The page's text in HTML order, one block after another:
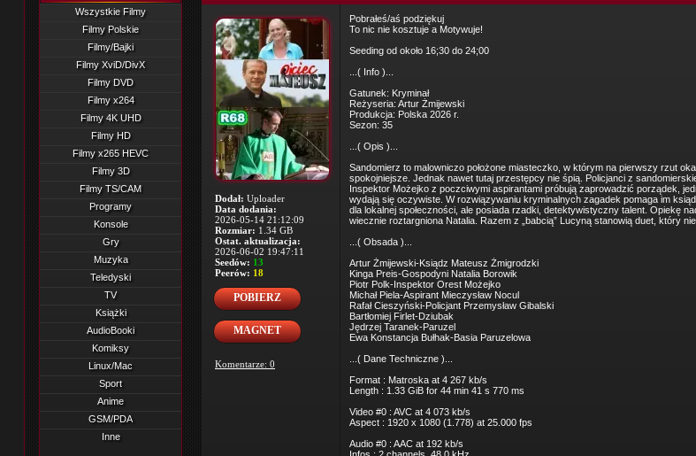
Wszystkie Filmy
Filmy Polskie
Filmy/Bajki
Filmy XviD/DivX
Filmy DVD
Filmy x264
Filmy 4K UHD
Filmy HD
Filmy x265 HEVC
Filmy 3D
Filmy TS/CAM
Programy
Konsole
Gry
Muzyka
Teledyski
TV
Książki
AudioBooki
Komiksy
Linux/Mac
Sport
Anime
GSM/PDA
Inne
Dodał: Uploader
Data dodania:
2026-05-14 21:12:09
Rozmiar: 1.34 GB
Ostat. aktualizacja:
2026-06-02 19:47:11
Seedów: 13
Peerów: 18
POBIERZ
MAGNET
Komentarze: 0
Pobrałeś/aś podziękuj
To nic nie kosztuje a Motywuje!
Seeding od około 16;30 do 24;00
...( Info )...
Gatunek: Kryminał
Reżyseria: Artur Żmijewski
Produkcja: Polska 2026 r.
Sezon: 35
...( Opis )...
Sandomierz to malowniczo położone miasteczko, w którym na pierwszy rzut
spokojniejsze. Jednak nawet tutaj przestępcy nie śpią. Policjanci z
Inspektor Możejko z poczciwymi aspirantami próbują zaprowadzić porządek,
wydają się oczywiste. W rozwiązywaniu kryminalnych zagadek pomaga im
dla lokalnej społeczności, ale posiada rzadki, detektywistyczny talent. Opiekę
wiecznie roztargniona Natalia. Razem z „babcią” Lucyną stanowią duet, który
...( Obsada )...
Artur Żmijewski-Ksiądz Mateusz Żmigrodzki
Kinga Preis-Gospodyni Natalia Borowik
Piotr Polk-Inspektor Orest Możejko
Michał Piela-Aspirant Mieczysław Nocul
Rafał Cieszyński-Policjant Przemysław Gibalski
Bartłomiej Firlet-Dziubak
Jędrzej Taranek-Paruzel
Ewa Konstancja Bułhak-Basia Paruzelowa
...( Dane Techniczne )...
Format : Matroska at 4 267 kb/s
Length : 1.33 GiB for 44 min 41 s 770 ms
Video #0 : AVC at 4 073 kb/s
Aspect : 1920 x 1080 (1.778) at 25.000 fps
Audio #0 : AAC at 192 kb/s